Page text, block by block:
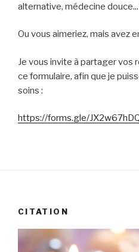
alternative, médecine douce...
Ou vous aimeriez, mais avez
Je vous invite à partager vos
ce formulaire, afin que je
soins :
https://forms.gle/
CITATION